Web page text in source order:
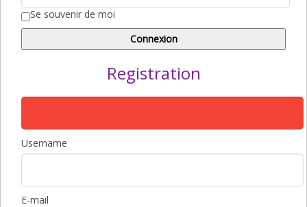
Se souvenir de moi
Registration
Username
E-mail